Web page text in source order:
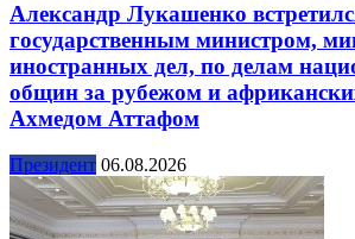
Александр Лукашенко
государственным министром,
иностранных дел, по делам
общин за рубежом и
Ахмедом Аттафом
Президент 06.08.2026